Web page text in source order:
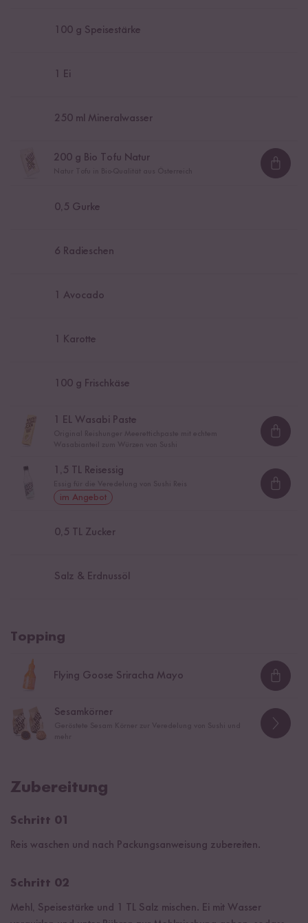
100 g Speisestärke
1 Ei
250 ml Mineralwasser
200 g Bio Tofu Natur
0,5 Gurke
6 Radieschen
1 Avocado
1 Karotte
100 g Frischkäse
EL Wasabi Paste
1,5 TL Reisessig
im Angebot
0,5 TL Zucker
Salz & Erdnussöl
Topping
Flying Goose Sriracha Mayo
Sesamkörner
Zubereitung
Schritt 01
Reis waschen und nach Packungsanweisung zubereiten.
Schritt 02
Mehl, Speisestärke und 1 TL Salz mischen. Ei mit Wasser